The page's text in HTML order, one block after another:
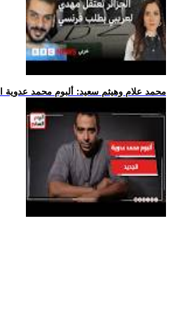
.. محمد علام وهيثم سعيد: ألبوم محمد عدوية